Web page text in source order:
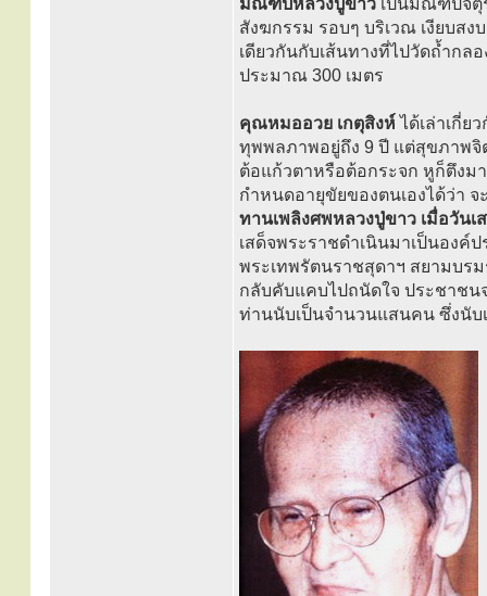
มณฑปหลวงปู่ขาว เป็นมณฑปจตุ
สังฆกรรม รอบๆ บริเวณ เงียบส
เดียวกันกับเส้นทางที่ไปวัดถ้ำกล
ประมาณ 300 เมตร
คุณหมออวย เกตุสิงห์ ได้เล่าเกี่ย
ทุพพลภาพอยู่ถึง 9 ปี แต่สุขภาพจิ
ต้อแก้วตาหรือต้อกระจก หูก็ตึงม
กำหนดอายุขัยของตนเองได้ว่า
ทานเพลิงศพหลวงปู่ขาว เมื่อวัน
เสด็จพระราชดำเนินมาเป็นองค์
พระเทพรัตนราชสุดาฯ สยามบร
กลับคับแคบไปถนัดใจ ประชาชน
ท่านนับเป็นจำนวนแสนคน ซึ่งนับ